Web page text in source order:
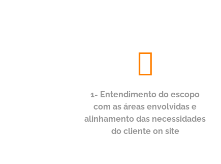
1- Entendimento do escopo
com as áreas envolvidas e
alinhamento das necessidades
do cliente on site